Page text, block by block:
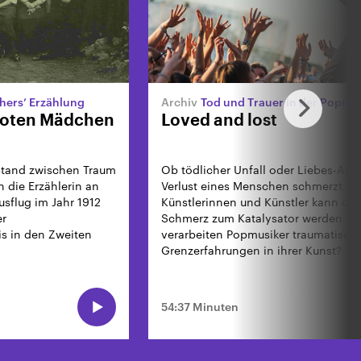
Erzählung
Mädchen
zwischen Traum
die Erzählerin an
im Jahr 1912
in den Zweiten
Tod und Trauer in der Popmusik bei Nick Cave
Loved and lost
Ob tödlicher Unfall oder Liebes-Aus
Verlust eines Menschen schmerzt.
Künstlerinnen und Künstler kann der
Schmerz zum Katalysator werden.
verarbeiten Popmusiker
Grenzerfahrungen in ihrer Kunst?
54:37 Minuten